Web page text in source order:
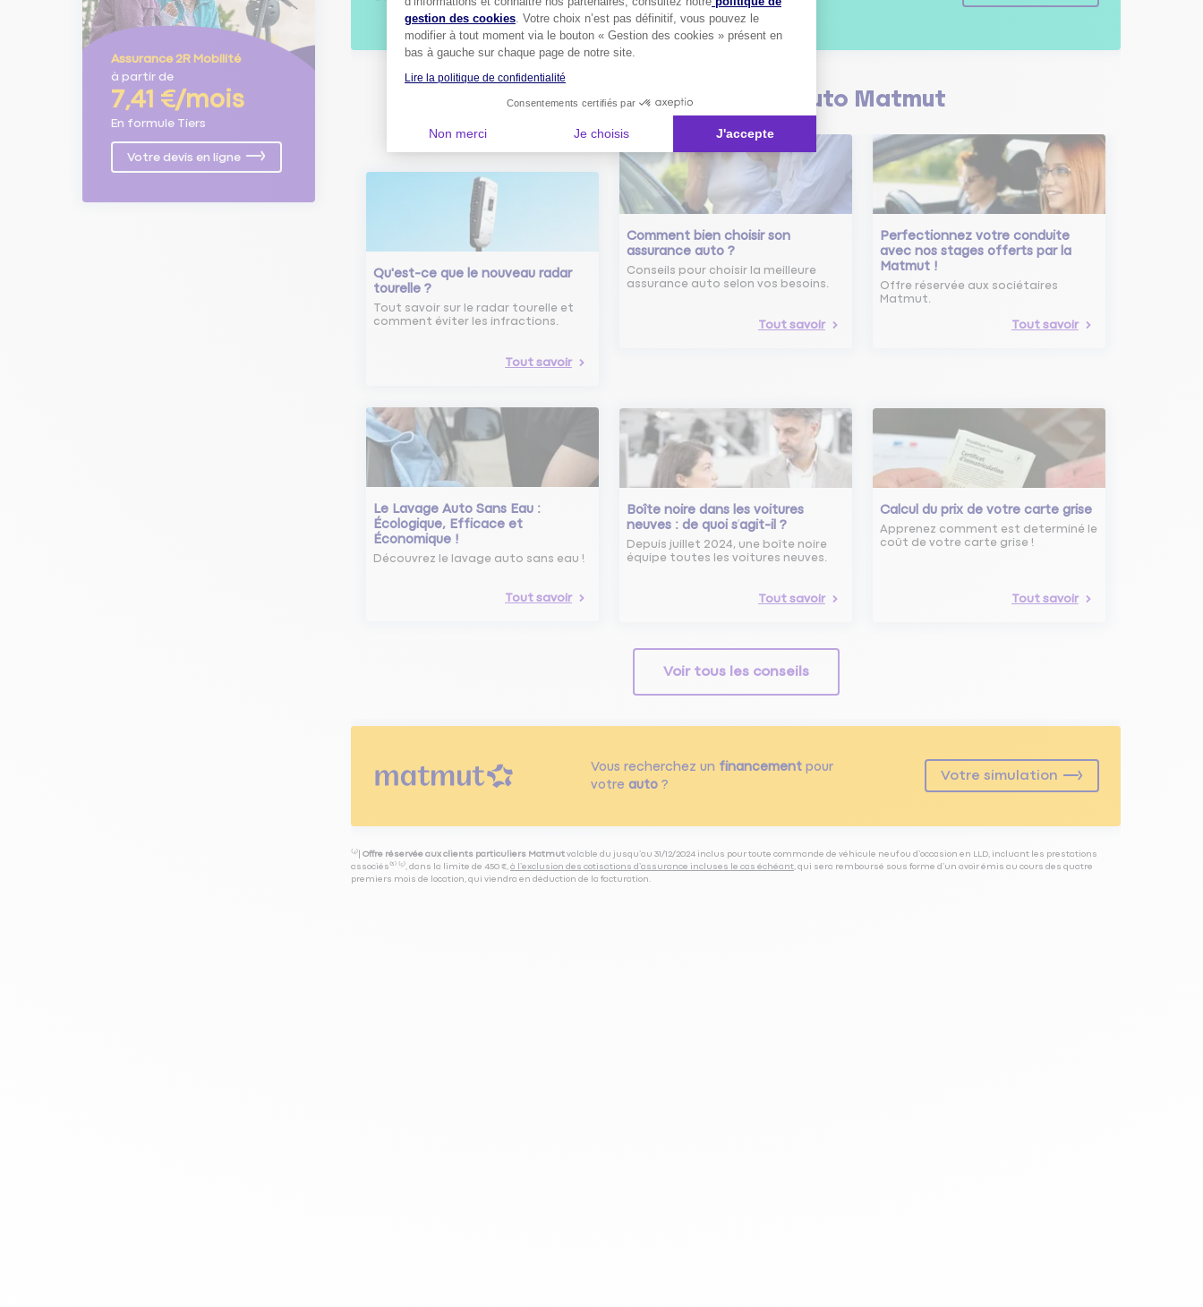
Assurance 2R Mobilité
à partir de
7,41 €/mois
En formule Tiers
Votre devis en ligne
Pourquoi pas vous ?
Découvrez les Auto Matmut
Qu'est-ce que le nouveau radar
tourelle ?
Tout savoir sur le radar tourelle et
comment éviter les infractions.
Tout savoir
Comment bien choisir son
assurance auto ?
Conseils pour choisir la meilleure
assurance auto selon vos besoins.
Tout savoir
Perfectionnez votre conduite
avec nos stages offerts par la
Matmut !
Offre réservée aux sociétaires
Matmut.
Tout savoir
Le Lavage Auto Sans Eau :
Écologique, Efficace et
Économique !
Découvrez le lavage auto sans eau !
Tout savoir
Boîte noire dans les voitures
neuves : de quoi s’agit-il ?
Depuis juillet 2024, une boîte noire
équipe toutes les voitures neuves.
Tout savoir
Calcul du prix de votre carte grise
Apprenez comment est determiné le
coût de votre carte grise !
Tout savoir
Voir tous les conseils
Vous recherchez un financementpour
votre auto?
Votre simulation
⁽⁴⁾| Offre réservée aux clients particuliers Matmut valable du jusqu’au 31/12/2024 inclus pour toute commande de véhicule neuf ou d’occasion en LLD, incluant les prestations
associés⁽³⁾ ⁽⁵⁾, dans la limite de 450 €, à l’exclusion des cotisations d’assurance incluses le cas échéant , qui sera remboursé sous forme d’un avoir émis au cours des quatre
premiers mois de location, qui viendra en déduction de la facturation.
gestion des cookies. Votre choix n’est pas définitif, vous pouvez le
modifier à tout moment via le bouton « Gestion des cookies » présent en
bas à gauche sur chaque page de notre site.
Lire la politique de confidentialité
Consentements certifiés par
Non merci Je choisis J'accepte